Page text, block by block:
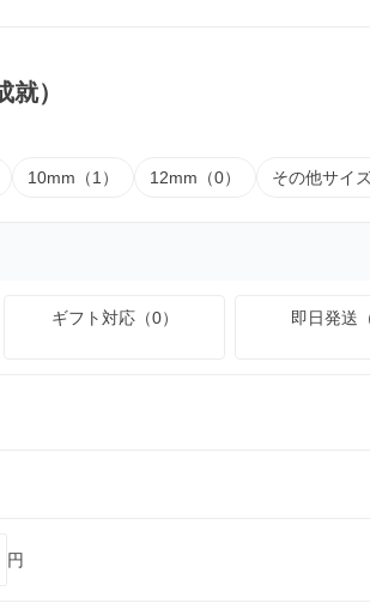
）
10mm（1） 12mm（0） その他サイズ
ギフト対応（0） 即日発送
円